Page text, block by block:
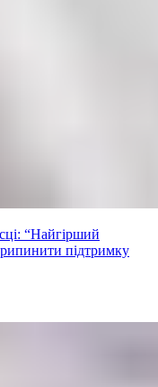
“Найгірший
підтримку